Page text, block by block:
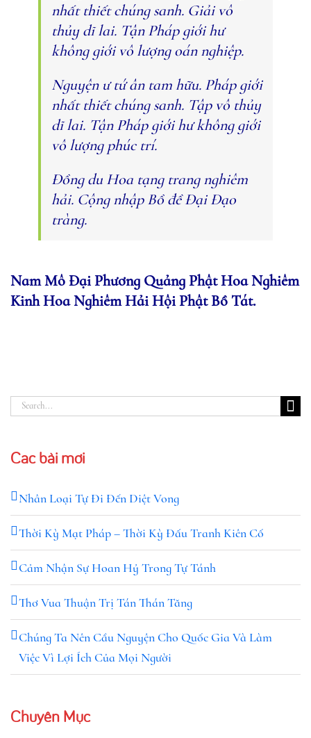
nhất thiết chúng sanh. Giải vô
thủy dĩ lai. Tận Pháp giới hư
không giới vô lượng oán nghiệp.
Nguyện ư tứ ân tam hữu. Pháp giới
nhất thiết chúng sanh. Tập vô thủy
dĩ lai. Tận Pháp giới hư không giới
vô lượng phúc trí.
Đồng du Hoa tạng trang nghiêm
hải. Cộng nhập Bồ đề Đại Đạo
tràng.
Nam Mô Đại Phương Quảng Phật Hoa Nghiêm
Kinh Hoa Nghiêm Hải Hội Phật Bồ Tát.
Search
Các bài mới
Nhân Loại Tự Đi Đến Diệt Vong
Thời Kỳ Mạt Pháp – Thời Kỳ Đấu Tranh Kiên Cố
Cảm Nhận Sự Hoan Hỷ Trong Tự Tánh
Thơ Vua Thuận Trị Tán Thán Tăng
Chúng Ta Nên Cầu Nguyện Cho Quốc Gia Và Làm
Việc Vì Lợi Ích Của Mọi Người
Chuyên Mục